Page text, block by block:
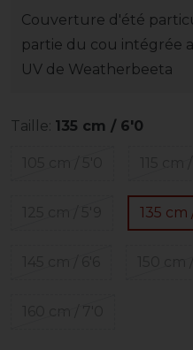
Couverture d'été
partie du cou intégrée
UV de Weatherbeeta
Taille: 135 cm / 6'0
135 cm